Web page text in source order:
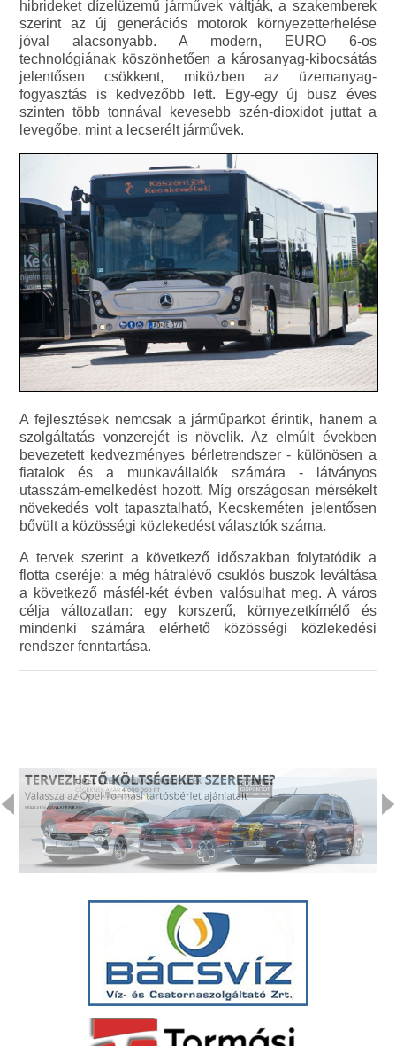
hibrideket dízelüzemű járművek váltják, a szakemberek
szerint az új generációs motorok környezetterhelése
jóval alacsonyabb. A modern, EURO 6-os
technológiának köszönhetően a károsanyag-kibocsátás
jelentősen csökkent, miközben az üzemanyag-
fogyasztás is kedvezőbb lett. Egy-egy új busz éves
szinten több tonnával kevesebb szén-dioxidot juttat a
levegőbe, mint a lecserélt járművek.
A fejlesztések nemcsak a járműparkot érintik, hanem a
szolgáltatás vonzerejét is növelik. Az elmúlt években
bevezetett kedvezményes bérletrendszer - különösen a
fiatalok és a munkavállalók számára - látványos
utasszám-emelkedést hozott. Míg országosan mérsékelt
növekedés volt tapasztalható, Kecskeméten jelentősen
bővült a közösségi közlekedést választók száma.
A tervek szerint a következő időszakban folytatódik a
flotta cseréje: a még hátralévő csuklós buszok leváltása
a következő másfél-két évben valósulhat meg. A város
célja változatlan: egy korszerű, környezetkímélő és
mindenki számára elérhető közösségi közlekedési
rendszer fenntartása.